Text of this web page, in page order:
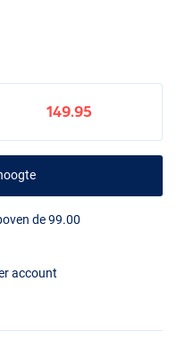
149.95
de 99.00
account